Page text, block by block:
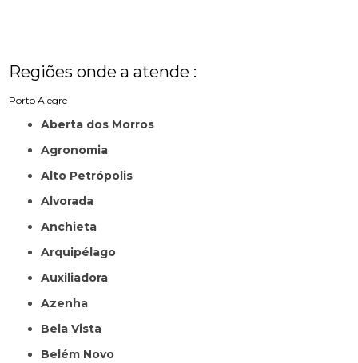
Regiões onde a atende :
Porto Alegre
Aberta dos Morros
Agronomia
Alto Petrópolis
Alvorada
Anchieta
Arquipélago
Auxiliadora
Azenha
Bela Vista
Belém Novo